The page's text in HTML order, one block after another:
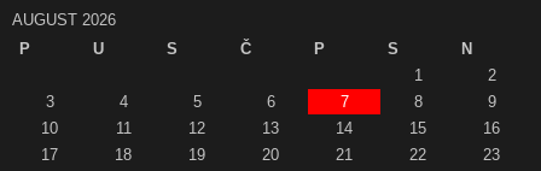
AUGUST 2026
P
U S Č P S
N
1
2
3
4 5 6 7 8
9
10
11 12 13 14 15
16
17
18 19 20 21 22
23